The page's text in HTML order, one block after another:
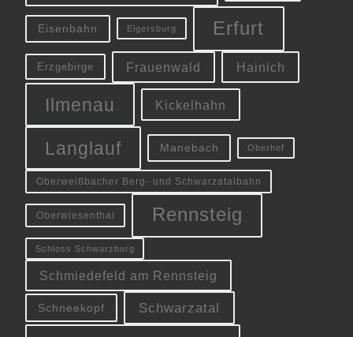
Eisenbahn Elgersburg Erfurt
Erzgebirge Frauenwald Hainich
Ilmenau Kickelhahn
Langlauf Manebach Oberhof
Oberweißbacher Berg- und Schwarzatalbahn
Oberwiesenthal Rennsteig
Schloss Schwarzburg
Schmiedefeld am Rennsteig
Schneekopf Schwarzatal